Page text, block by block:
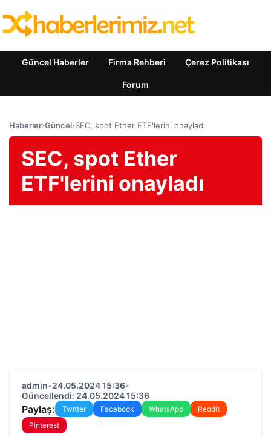
Güncel Haberler Firma Rehberi Çerez Politikası
Forum
Haberler›Güncel›SEC, spot Ether ETF'lerini onayladı
SEC, spot Ether
ETF'lerini onayladı
admin•24.05.2024 15:36•
Güncellendi: 24.05.2024 15:36
Paylaş: Twitter Facebook WhatsApp
Reddit
Pinterest